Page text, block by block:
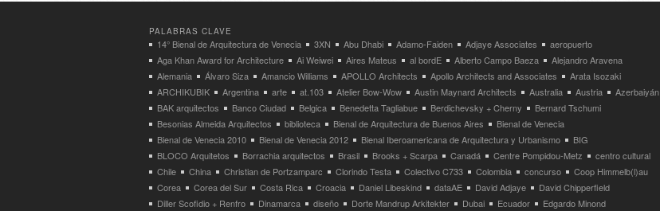
PALABRAS CLAVE
14° Bienal de Arquitectura de Venecia 3XN Abu Dhabi Adamo-Faiden Adjaye Associates
aeropuerto
Aga Khan Award for Architecture
Ai Weiwei Aires Mateus al bordE Alberto Campo Baeza
Alejandro Aravena
Alemania
Álvaro Siza Amancio Williams APOLLO Architects Apollo Architects and Associates
Arata Isozaki
ARCHIKUBIK
Argentina arte at.103 Atelier Bow-Wow Austin Maynard Architects Australia Austria
Azerbaiyán
BAK arquitectos
Banco Ciudad Belgica Benedetta Tagliabue Berdichevsky + Cherny
Bernard Tschumi
Besonias Almeida Arquitectos
biblioteca Bienal de Arquitectura de Buenos Aires
Bienal de Venecia
Bienal de Venecia 2010
Bienal de Venecia 2012 Bienal Iberoamericana de Arquitectura y Urbanismo
BIG
BLOCO Arquitetos
Borrachia arquitectos Brasil Brooks + Scarpa Canadá Centre Pompidou-Metz
centro cultural
Chile
China Christian de Portzamparc Clorindo Testa Colectivo C733 Colombia concurso
Coop Himmelb(l)au
Corea
Corea del Sur Costa Rica Croacia Daniel Libeskind dataAE David Adjaye
David Chipperfield
Diller Scofidio + Renfro
Dinamarca diseño Dorte Mandrup Arkitekter Dubai Ecuador
Edgardo Minond